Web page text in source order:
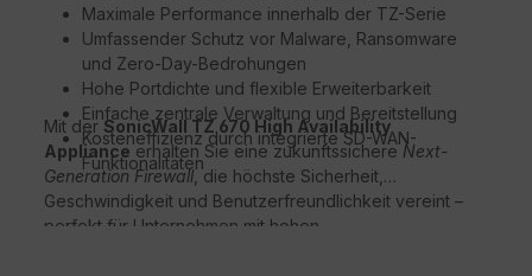
Maximale Performance innerhalb der TZ-Serie
Umfassender Schutz vor Malware, Ransomware
und Zero-Day-Bedrohungen
Hohe Portdichte und flexible Erweiterbarkeit
Einfache zentrale Verwaltung und Bereitstellung
Kosteneffizienz durch integrierte SD-WAN-
Funktionalitäten
Mit derSonicWall TZ 670 High Availability
Applianceerhalten Sie eine zukunftssichereNext-
Generation Firewall, die höchste Sicherheit,
Geschwindigkeit und Benutzerfreundlichkeit vereint –
perfekt für Unternehmen mit hohen